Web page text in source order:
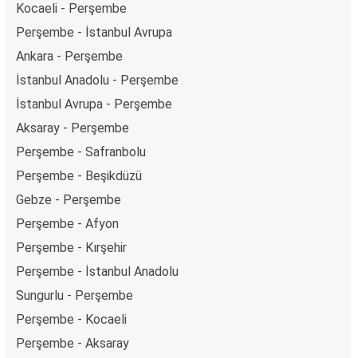
Kocaeli - Perşembe
Perşembe - İstanbul Avrupa
Ankara - Perşembe
İstanbul Anadolu - Perşembe
İstanbul Avrupa - Perşembe
Aksaray - Perşembe
Perşembe - Safranbolu
Perşembe - Beşikdüzü
Gebze - Perşembe
Perşembe - Afyon
Perşembe - Kırşehir
Perşembe - İstanbul Anadolu
Sungurlu - Perşembe
Perşembe - Kocaeli
Perşembe - Aksaray